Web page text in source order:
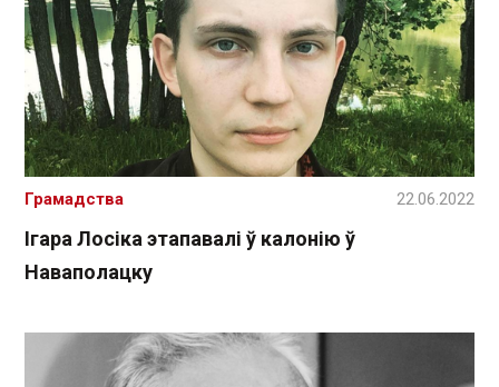
Ігара Лосіка этапавалі ў калонію ў
Наваполацку
Грамадства 22.06.2022